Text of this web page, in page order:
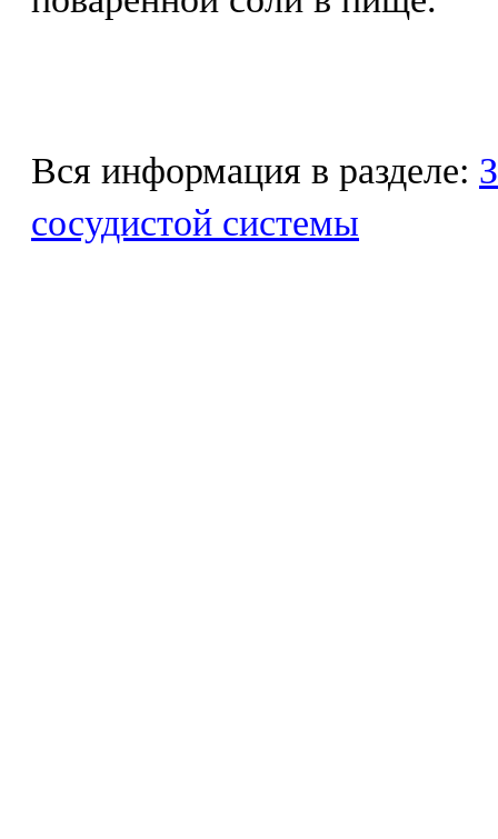
Вся информация в разделе:
сосудистой системы